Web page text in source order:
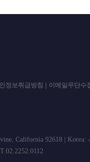
정보취급방침 | 이메일무단수
co.,
California 92618 | Korea: